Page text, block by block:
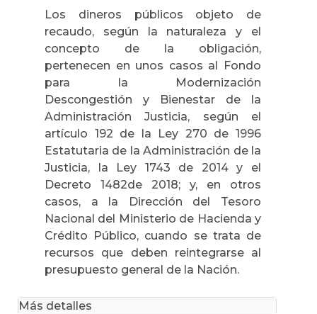
Los dineros públicos objeto de
recaudo, según la naturaleza y el
concepto de la obligación,
pertenecen en unos casos al Fondo
para la Modernización
Descongestión y Bienestar de la
Administración Justicia, según el
artículo 192 de la Ley 270 de 1996
Estatutaria de la Administración de la
Justicia, la Ley 1743 de 2014 y el
Decreto 1482de 2018; y, en otros
casos, a la Dirección del Tesoro
Nacional del Ministerio de Hacienda y
Crédito Público, cuando se trata de
recursos que deben reintegrarse al
presupuesto general de la Nación.
Más detalles